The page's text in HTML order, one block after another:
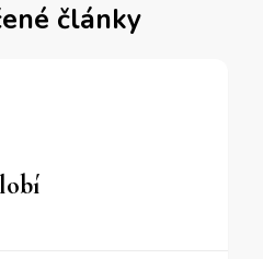
články